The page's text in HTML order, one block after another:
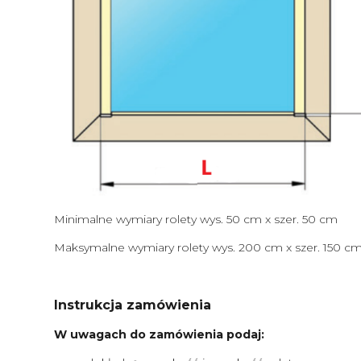
Minimalne wymiary rolety wys. 50 cm x szer. 50 cm
Maksymalne wymiary rolety wys. 200 cm x szer. 150
Instrukcja zamówienia
W uwagach do zamówienia podaj: